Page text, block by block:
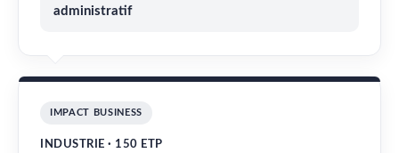
administratif
IMPACT BUSINESS
INDUSTRIE · 150 ETP